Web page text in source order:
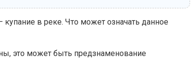
в реке. Что может означать данное
это может быть предзнаменование